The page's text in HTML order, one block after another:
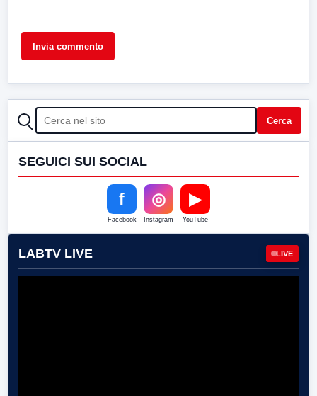
CERCA Cerca
SEGUICI SUI SOCIAL
f
Facebook
◎
Instagram
▶
YouTube
LABTV LIVE LIVE